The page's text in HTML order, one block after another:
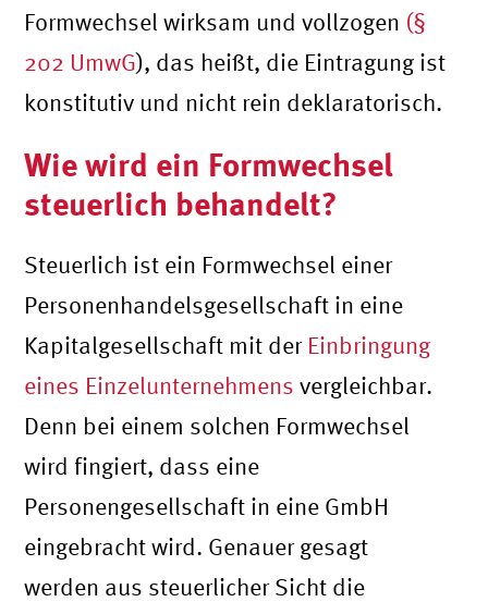
Formwechsel wirksam und vollzogen (§
202 UmwG), das heißt, die Eintragung ist
konstitutiv und nicht rein deklaratorisch.
Wie wird ein Formwechsel
steuerlich behandelt?
Steuerlich ist ein Formwechsel einer
Personenhandelsgesellschaft in eine
Kapitalgesellschaft mit der Einbringung
eines Einzelunternehmens vergleichbar.
Denn bei einem solchen Formwechsel
wird fingiert, dass eine
Personengesellschaft in eine GmbH
eingebracht wird. Genauer gesagt
werden aus steuerlicher Sicht die